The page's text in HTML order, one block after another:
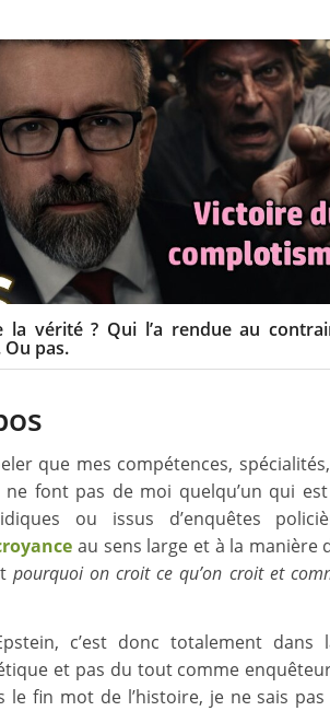
vérité ? Qui l’a rendue au
pas.
que mes compétences,
ne font pas de moi quelqu’un qui
ou issus d’enquêtes
au sens large et à la manière
pourquoi on croit ce qu’on croit et
c’est donc totalement dans
et pas du tout comme
le fin mot de l’histoire, je ne sais